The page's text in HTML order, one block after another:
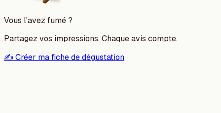
Vous l'avez fumé ?
Partagez vos impressions. Chaque avis compte.
✍️ Créer ma fiche de dégustation